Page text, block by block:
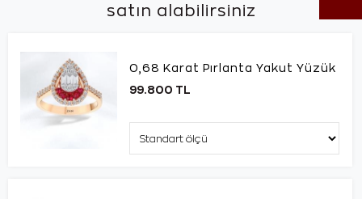
satın alabilirsiniz
0,68 Karat Pırlanta Yakut Yüzük
99.800 TL